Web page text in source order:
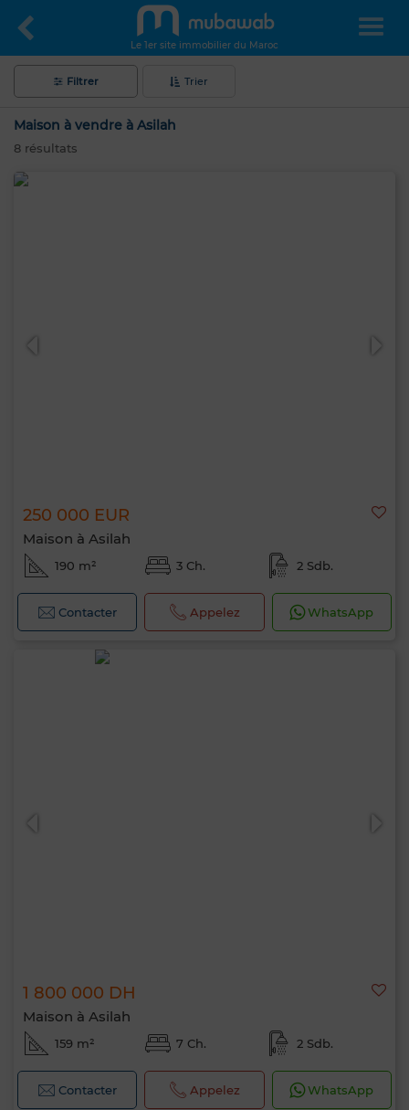
Le 1er site immobilier du Maroc
Filtrer Trier
Maison à vendre à Asilah
8 résultats
250 000 EUR
Maison à Asilah
190 m² 3 Ch. 2 Sdb.
Contacter Appelez WhatsApp
1 800 000 DH
Maison à Asilah
159 m² 7 Ch. 2 Sdb.
Contacter Appelez WhatsApp